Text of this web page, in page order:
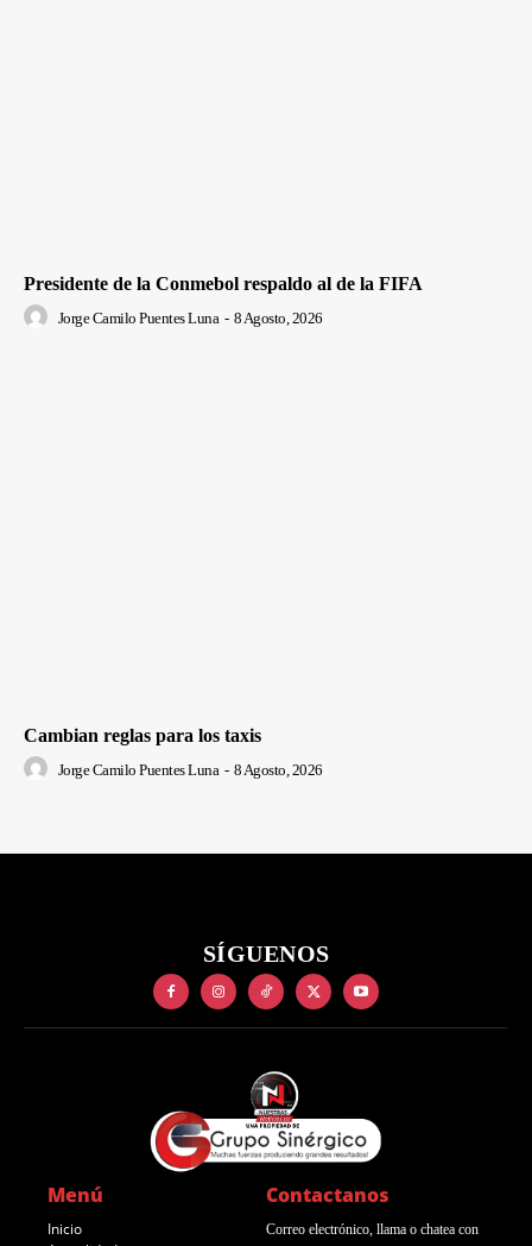
Presidente de la Conmebol respaldo al de la FIFA
Jorge Camilo Puentes Luna - 8 Agosto, 2026
Cambian reglas para los taxis
Jorge Camilo Puentes Luna - 8 Agosto, 2026
SÍGUENOS
Menú
Inicio
Contactanos
Correo electrónico, llama o chatea con